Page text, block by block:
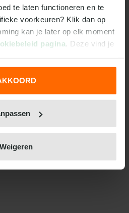
te laten functioneren en te
voorkeuren? Klik dan op
kan je later op elk moment
pagina . Deze vind je
derdendie uw gegevens
Weigeren